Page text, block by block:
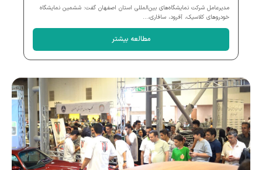
مدیرعامل شرکت نمایشگاه‌های بین‌المللی استان اصفهان گفت: ششمین نمایشگاه
خودروهای کلاسیک، آفرود، سافاری،...
مطالعه بیشتر